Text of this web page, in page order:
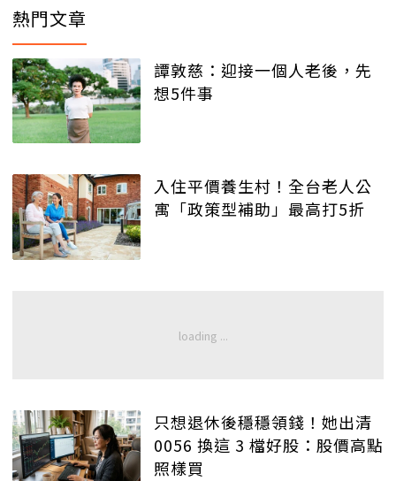
熱門文章
譚敦慈：迎接一個人老後，先
想5件事
入住平價養生村！全台老人公
寓「政策型補助」最高打5折
只想退休後穩穩領錢！她出清
0056 換這 3 檔好股：股價高點
照樣買